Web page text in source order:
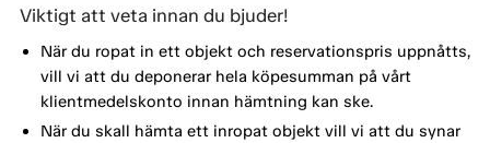
Viktigt att veta innan du bjuder!
När du ropat in ett objekt och reservationspris uppnåtts,
vill vi att du deponerar hela köpesumman på vårt
klientmedelskonto innan hämtning kan ske.
När du skall hämta ett inropat objekt vill vi att du synar